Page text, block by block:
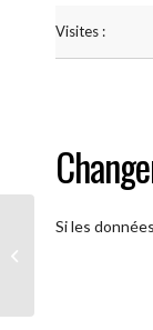
Visites :
Si les